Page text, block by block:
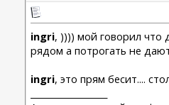
ingri, )))) мой говорил что
рядом а потрогать не
ingri, это прям бесит....